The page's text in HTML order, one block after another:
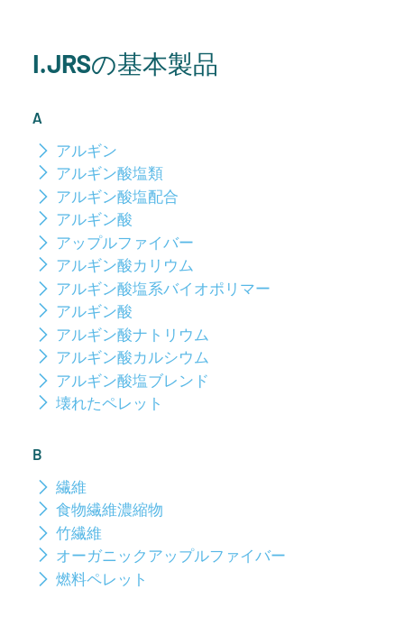
I.JRSの基本製品
A
アルギン
アルギン酸塩類
アルギン酸塩配合
アルギン酸
アップルファイバー
アルギン酸カリウム
アルギン酸塩系バイオポリマー
アルギン酸
アルギン酸ナトリウム
アルギン酸カルシウム
アルギン酸塩ブレンド
壊れたペレット
B
繊維
食物繊維濃縮物
竹繊維
オーガニックアップルファイバー
燃料ペレット